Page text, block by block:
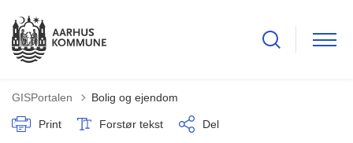
GISPortalen Bolig og ejendom
Print Forstør tekst Del